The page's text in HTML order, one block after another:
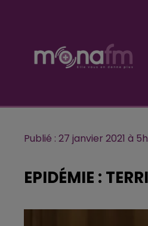
Publié : 27 janvier 2021 à
EPIDÉMIE :